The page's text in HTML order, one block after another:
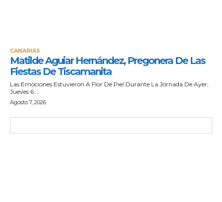
CANARIAS
Matilde Aguiar Hernández, Pregonera De Las
Fiestas De Tiscamanita
Las Emociones Estuvieron A Flor De Piel Durante La Jornada De Ayer,
Jueves 6...
Agosto 7, 2026